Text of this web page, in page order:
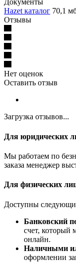
Документы
Hazet каталог 70,1
Отзывы
Нет оценок
Оставить отзыв
Загрузка отзывов...
Для юридических
Мы работаем по
заказа менеджер
Для физических
Доступны
Банковский
счет, который
онлайн.
Наличными
оформлении